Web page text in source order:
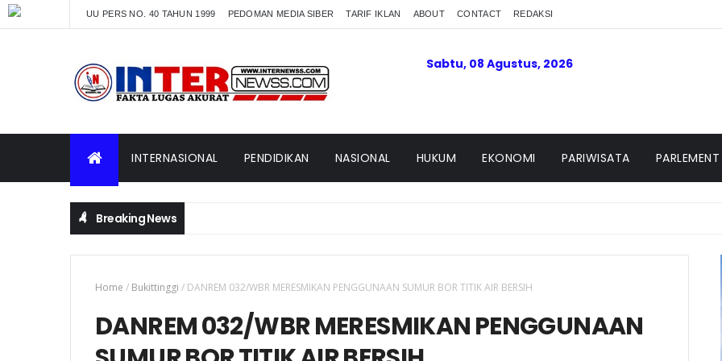
UU PERS NO. 40 TAHUN 1999 PEDOMAN MEDIA SIBER TARIF IKLAN ABOUT CONTACT REDAKSI
Sabtu, 08 Agustus, 2026
INTERNASIONAL PENDIDIKAN NASIONAL HUKUM EKONOMI PARIWISATA PARLEMENT
Breaking News
Home / Bukittinggi / DANREM 032/WBR MERESMIKAN PENGGUNAAN SUMUR BOR TITIK AIR BERSIH
DANREM 032/WBR MERESMIKAN PENGGUNAAN